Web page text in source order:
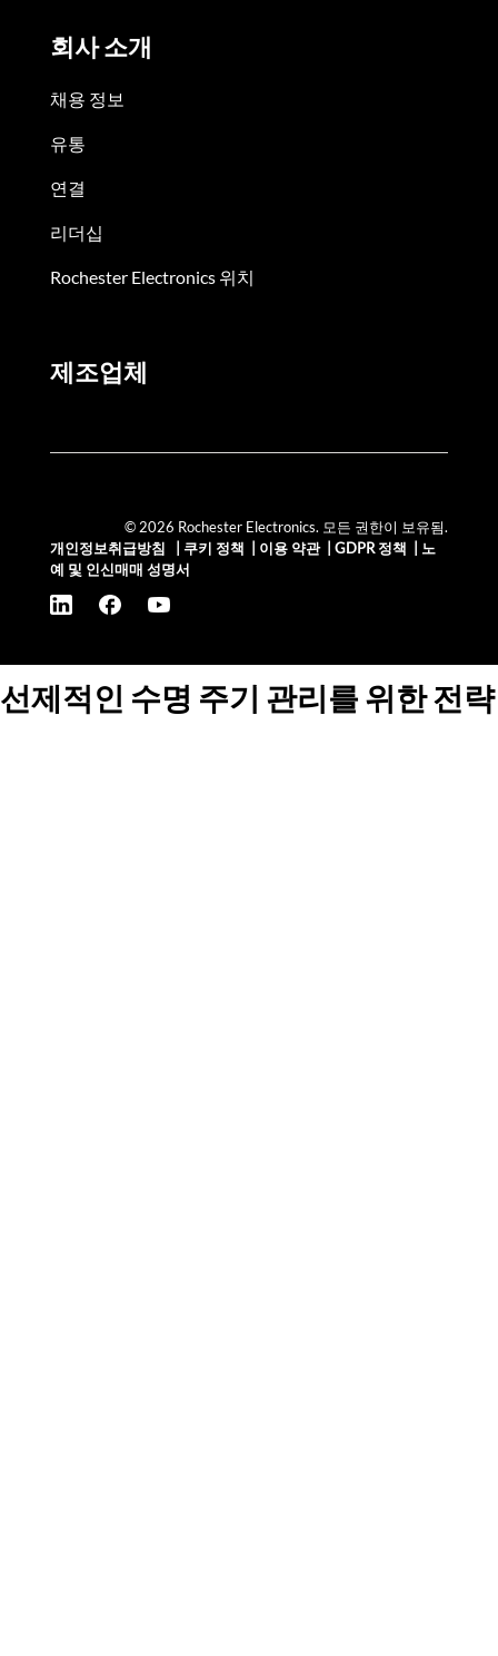
회사 소개
채용 정보
유통
연결
리더십
Rochester Electronics 위치
제조업체
© 2026 Rochester Electronics. 모든 권한이 보유됨.
개인정보취급방침
쿠키 정책 이용 약관| GDPR 정책
노
예 및 인신매매 성명서
선제적인 수명 주기 관리를 위한 전략